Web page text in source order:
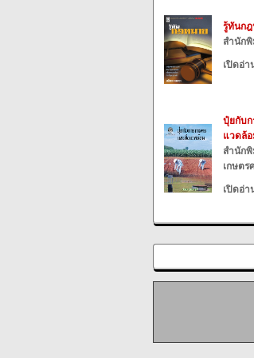
รู้ทันก
สำนัก
เปิดอ่า
ปุ๋ยกับก
แวดล้
สำนัก
เกษตร
เปิดอ่า